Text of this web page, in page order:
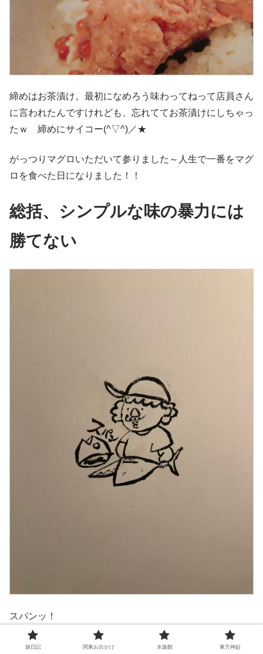
締めはお茶漬け。最初になめろう味わってねって店員さん
に言われたんですけれども、忘れててお茶漬けにしちゃっ
たｗ 締めにサイコー(^▽^)／★
がっつりマグロいただいて参りました～人生で一番をマグ
ロを食べた日になりました！！
総括、 シンプルな味の暴力には
勝てない
スパンッ！
以上でマグロマート、振り返り「完」。
旅日記 関東お出かけ 水族館 東方神起